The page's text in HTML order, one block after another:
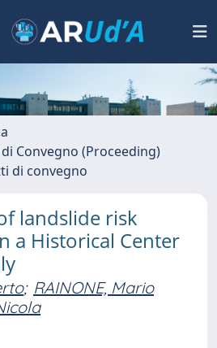
Convegno (Proceeding)
di convegno
landslide risk
a Historical Center
; RAINONE, Mario